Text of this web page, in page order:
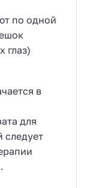
по одной
глаз)
в
для
следует